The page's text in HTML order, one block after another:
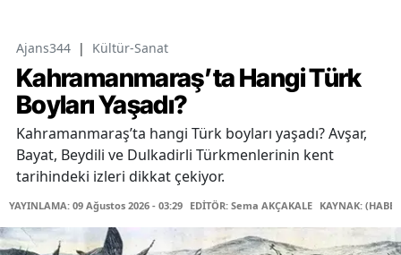
Ajans344 | Kültür-Sanat
Kahramanmaraş’ta Hangi Türk
Boyları Yaşadı?
Kahramanmaraş’ta hangi Türk boyları yaşadı? Avşar,
Bayat, Beydili ve Dulkadirli Türkmenlerinin kent
tarihindeki izleri dikkat çekiyor.
YAYINLAMA: 09 Ağustos 2026 - 03:29 EDİTÖR: Sema AKÇAKALE KAYNAK: